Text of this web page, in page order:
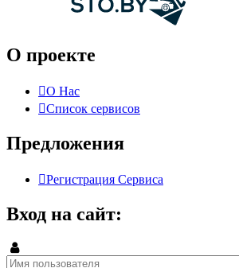
О проекте
О Нас
Список сервисов
Предложения
Регистрация Сервиса
Вход на сайт: